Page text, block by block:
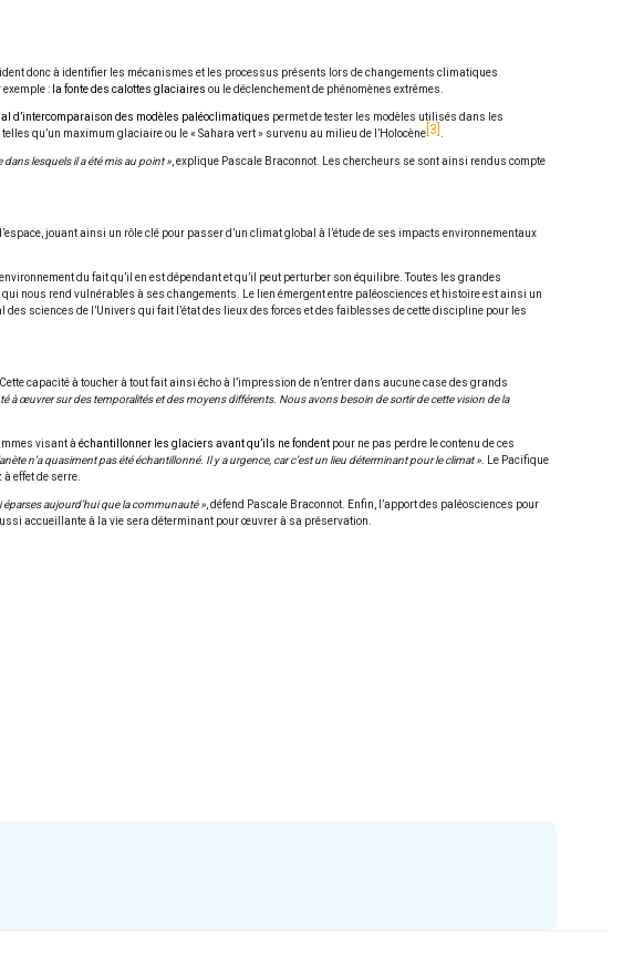
donc à identifier les mécanismes et les processus présents lors de changements climatiques
: la fonte des calottes glaciaires ou le déclenchement de phénomènes extrêmes.
d’intercomparaison des modèles paléoclimatiques permet de tester les modèles utilisés dans les
qu’un maximum glaciaire ou le « Sahara vert » survenu au milieu de l’Holocène 3 .
lesquels il a été mis au point », explique Pascale Braconnot. Les chercheurs se sont ainsi rendus compte
jouant ainsi un rôle clé pour passer d’un climat global à l’étude de ses impacts environnementaux
du fait qu’il en est dépendant et qu’il peut perturber son équilibre. Toutes les grandes
nous rend vulnérables à ses changements. Le lien émergent entre paléosciences et histoire est ainsi un
sciences de l’Univers qui fait l’état des lieux des forces et des faiblesses de cette discipline pour les
capacité à toucher à tout fait ainsi écho à l’impression de n’entrer dans aucune case des grands
à œuvrer sur des temporalités et des moyens différents. Nous avons besoin de sortir de cette vision de la
visant à échantillonner les glaciers avant qu’ils ne fondent pour ne pas perdre le contenu de ces
n’a quasiment pas été échantillonné. Il y a urgence, car c’est un lieu déterminant pour le climat ». Le Pacifique
effet de serre.
aujourd’hui que la communauté », défend Pascale Braconnot. Enfin, l’apport des paléosciences pour
accueillante à la vie sera déterminant pour œuvrer à sa préservation.